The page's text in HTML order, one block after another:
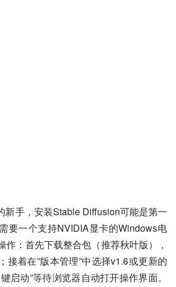
新手，安装Stable Diffusion可能是第一
要一个支持NVIDIA显卡的Windows电
作：首先下载整合包（推荐秋叶版），
接着在”版本管理”中选择v1.6或更新的
启动”等待浏览器自动打开操作界面。